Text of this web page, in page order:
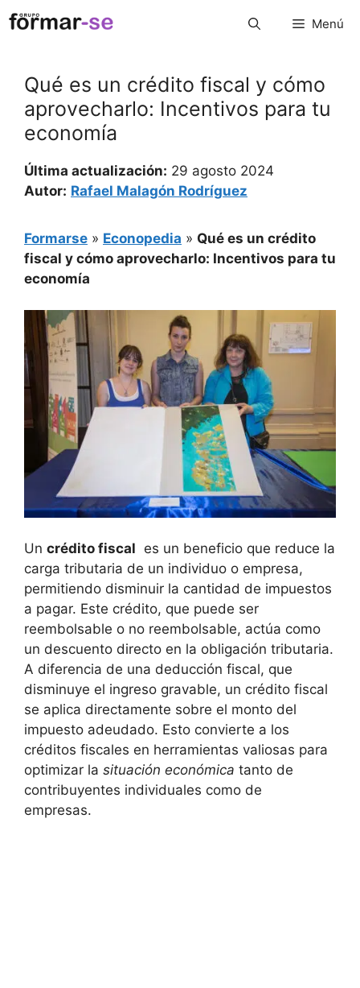
Saltar
al
Menú
Qué es un crédito fiscal y cómo
aprovecharlo: Incentivos para tu
economía
Última actualización: 29 agosto 2024
Autor: Rafael Malagón Rodríguez
Formarse » Econopedia » Qué es un crédito
fiscal y cómo aprovecharlo: Incentivos para tu
economía
Un crédito‍ fiscal ​ es un beneficio que reduce la⁣
carga tributaria de un individuo⁢ o empresa,
permitiendo disminuir la cantidad de impuestos
a pagar. ‌Este crédito, ⁤que puede ser
reembolsable​ o no reembolsable, actúa como
un ⁢descuento directo en la ⁢obligación tributaria.
⁢A diferencia de una deducción‌ fiscal, que
disminuye el ingreso ⁤gravable, un crédito fiscal
se⁣ aplica directamente⁢ sobre el monto del⁢
impuesto adeudado. Esto convierte ⁤a ‌los
créditos fiscales en herramientas valiosas para
optimizar ‌la‍ situación económica tanto de
‍contribuyentes ⁣individuales⁤ como de
empresas.